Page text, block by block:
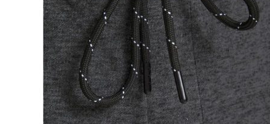
Mekot ja hameet
Lasten puvut,bleiserit,liivit
Liivit
Lasten housut
Lasten housut
Lasten trikoo-ja collegehousut
Lasten farkut
Lasten shortsit
Lasten juhlahousut
Yöasut ja kylpytakit